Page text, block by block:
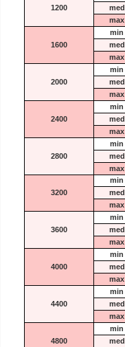
1200
med
max
1600
min
med
max
2000
min
med
max
2400
min
med
max
2800
min
med
max
3200
min
med
max
3600
min
med
max
4000
min
med
max
4400
min
med
max
4800
min
med